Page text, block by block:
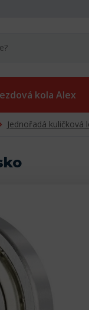
kola Alex
Jednořadá kuličková